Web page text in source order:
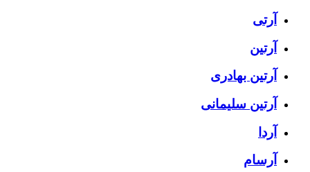
آرتی
آرتین
آرتین بهادری
آرتین سلیمانی
آردا
آرسام